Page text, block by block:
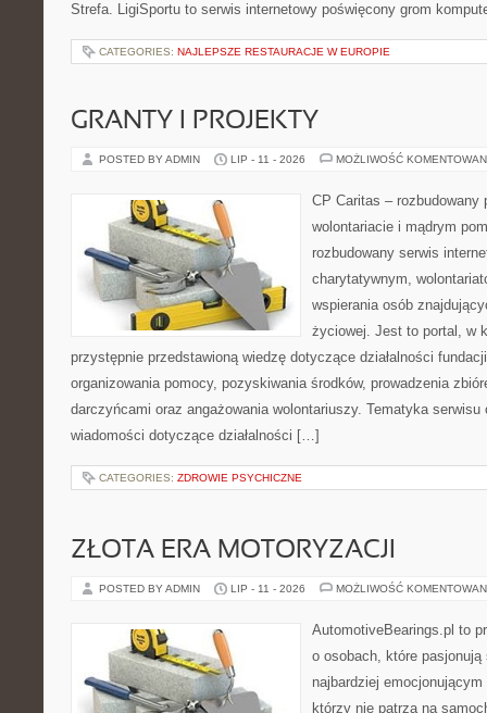
Strefa. LigiSportu to serwis internetowy poświęcony grom
CATEGORIES: NAJLEPSZE RESTAURACJE W EUROPIE
GRANTY I PROJEKTY
POSTED BY ADMIN LIP - 11 - 2026 MOŻLIWOŚĆ
CP Caritas – rozbudowany
wolontariacie i mądrym
rozbudowany serwis
charytatywnym,
wspierania osób
życiowej. Jest to portal, w
przystępnie przedstawioną wiedzę dotyczące działalności
organizowania pomocy, pozyskiwania środków, prowadzenia
darczyńcami oraz angażowania wolontariuszy. Tematyka
wiadomości dotyczące działalności […]
CATEGORIES: ZDROWIE PSYCHICZNE
ZŁOTA ERA MOTORYZACJI
POSTED BY ADMIN LIP - 11 - 2026 MOŻLIWOŚĆ
AutomotiveBearings.pl to
o osobach, które
najbardziej
którzy nie patrzą na